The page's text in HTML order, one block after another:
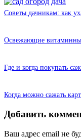
Советы дачникам: как
Освежающие витаминные
Где и когда покупать
Когда можно сажать
Добавить
Ваш адрес email не